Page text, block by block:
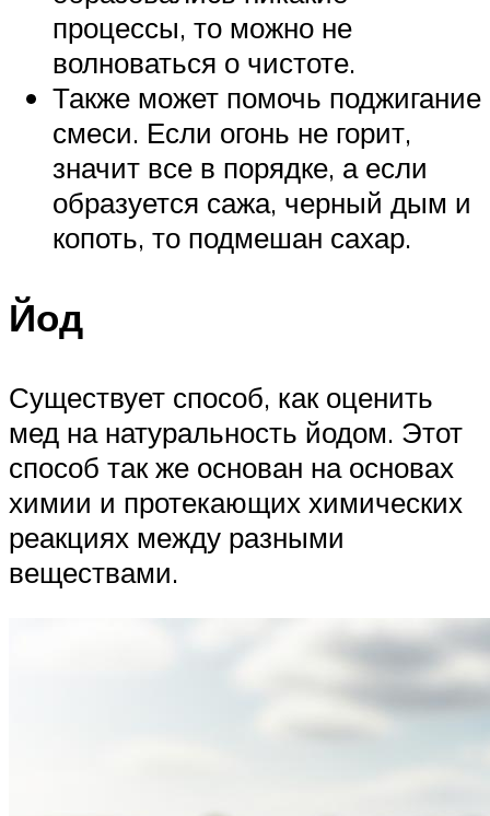
процессы, то можно не
волноваться о чистоте.
Также может помочь поджигание
смеси. Если огонь не горит,
значит все в порядке, а если
образуется сажа, черный дым и
копоть, то подмешан сахар.
Йод
Существует способ, как оценить
мед на натуральность йодом. Этот
способ так же основан на основах
химии и протекающих химических
реакциях между разными
веществами.